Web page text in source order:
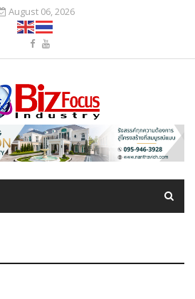
August 06, 2026